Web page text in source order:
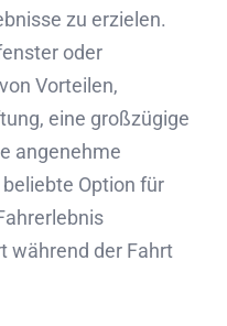
zu erzielen.
oder
Vorteilen,
eine großzügige
angenehme
Option für
während der Fahrt